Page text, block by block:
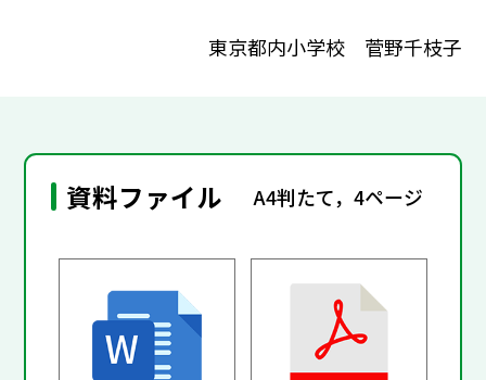
東京都内小学校 菅野千枝子
資料ファイル A4判たて，4ページ